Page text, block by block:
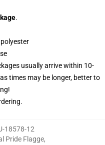
.
usually arrive within 10-
times may be longer, better to
18578-12
Pride Flagge,